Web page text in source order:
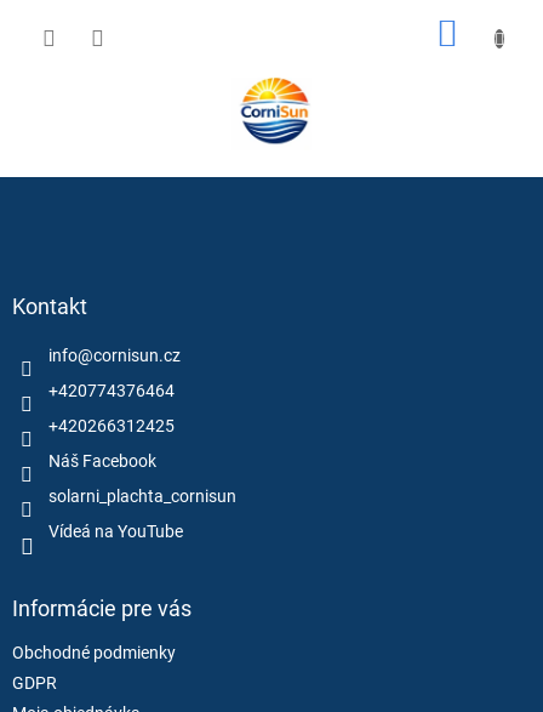
Kontakt
info@cornisun.cz
+420774376464
+420266312425
Náš Facebook
solarni_plachta_cornisun
Vídeá na YouTube
Informácie pre vás
Obchodné podmienky
GDPR